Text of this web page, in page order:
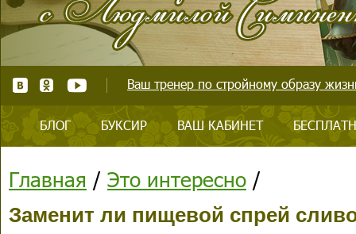
Ваш тренер по стройному образу
БЛОГ БУКСИР ВАШ КАБИНЕТ
Главная / Это интересно /
Заменит ли пищевой спрей